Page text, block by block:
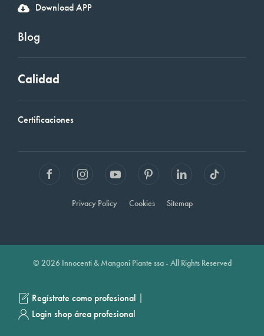
Download APP
Blog
Calidad
Certificaciones
Privacy Policy Cookies Sitemap
© 2026 Innocenti & Mangoni Piante ssa - All Rights Reserved
Regístrate como profesional |
Login shop área profesional